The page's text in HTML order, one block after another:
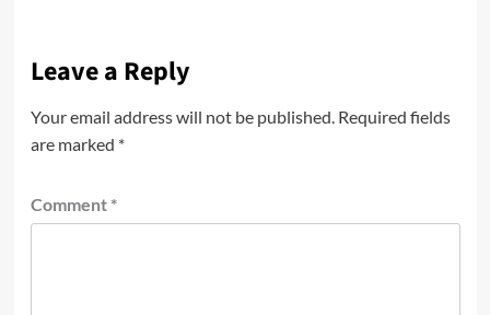
Leave a Reply
Your email address will not be published. Required fields
are marked *
Comment *